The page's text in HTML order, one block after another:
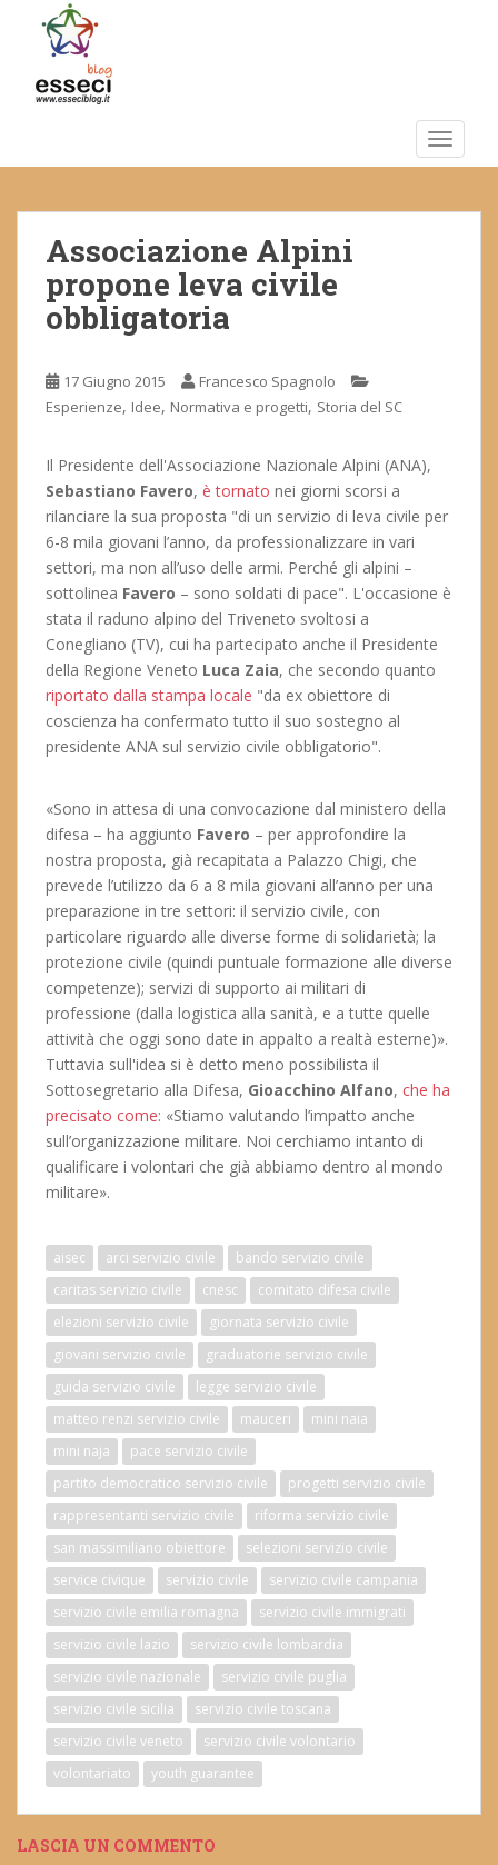
m
Associazione Alpini
propone leva civile
obbligatoria
17 Giugno 2015
Francesco Spagnolo
Esperienze, Idee, Normativa e progetti, Storia del SC
Il Presidente dell'Associazione Nazionale Alpini (ANA),
Sebastiano Favero, è tornato nei giorni scorsi a
rilanciare la sua proposta "di un servizio di leva civile per
6-8 mila giovani l’anno, da professionalizzare in vari
settori, ma non all’uso delle armi. Perché gli alpini –
sottolinea Favero – sono soldati di pace". L'occasione è
stata il raduno alpino del Triveneto svoltosi a
Conegliano (TV), cui ha partecipato anche il Presidente
della Regione Veneto Luca Zaia, che secondo quanto
riportato dalla stampa locale "da ex obiettore di
coscienza ha confermato tutto il suo sostegno al
presidente ANA sul servizio civile obbligatorio".
«Sono in attesa di una convocazione dal ministero della
difesa – ha aggiunto Favero – per approfondire la
nostra proposta, già recapitata a Palazzo Chigi, che
prevede l’utilizzo da 6 a 8 mila giovani all’anno per una
preparazione in tre settori: il servizio civile, con
particolare riguardo alle diverse forme di solidarietà; la
protezione civile (quindi puntuale formazione alle diverse
competenze); servizi di supporto ai militari di
professione (dalla logistica alla sanità, e a tutte quelle
attività che oggi sono date in appalto a realtà esterne)».
Tuttavia sull'idea si è detto meno possibilista il
Sottosegretario alla Difesa, Gioacchino Alfano, che ha
precisato come: «Stiamo valutando l’impatto anche
sull’organizzazione militare. Noi cerchiamo intanto di
qualificare i volontari che già abbiamo dentro al mondo
militare».
aisec arci servizio civile
bando servizio civile
caritas servizio civile
cnesc
comitato difesa civile
elezioni servizio civile
giornata servizio civile
giovani servizio civile
graduatorie servizio civile
guida servizio civile
legge servizio civile
matteo renzi servizio civile
mauceri
mini naia
mini naja
pace servizio civile
partito democratico servizio civile
progetti servizio civile
rappresentanti servizio civile
riforma servizio civile
san massimiliano obiettore
selezioni servizio civile
service civique
servizio civile
servizio civile campania
servizio civile emilia romagna
servizio civile immigrati
servizio civile lazio
servizio civile lombardia
servizio civile nazionale
servizio civile puglia
servizio civile sicilia
servizio civile toscana
servizio civile veneto
servizio civile volontario
volontariato
youth guarantee
LASCIA UN COMMENTO